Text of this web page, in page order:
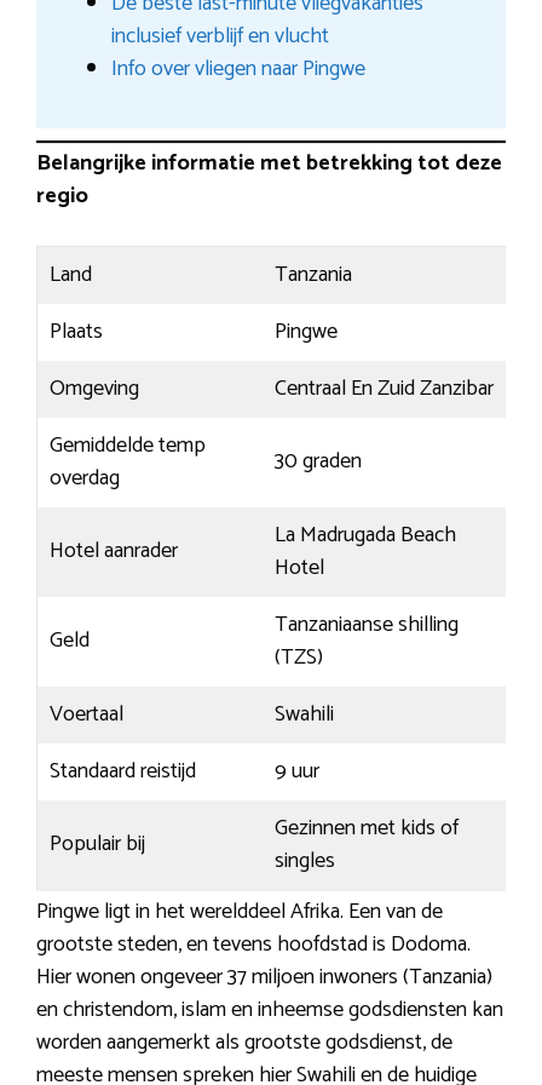
inclusief verblijf en vlucht
Info over vliegen naar Pingwe
Belangrijke informatie met betrekking tot deze
regio
Land
Tanzania
Plaats
Pingwe
Omgeving
Centraal En Zuid Zanzibar
Gemiddelde temp
overdag
30 graden
Hotel aanrader
La Madrugada Beach
Hotel
Geld
Tanzaniaanse shilling
(TZS)
Voertaal
Swahili
Standaard reistijd
9 uur
Populair bij
Gezinnen met kids of
singles
Pingwe ligt in het werelddeel Afrika. Een van de
grootste steden, en tevens hoofdstad is Dodoma.
Hier wonen ongeveer 37 miljoen inwoners (Tanzania)
en christendom, islam en inheemse godsdiensten kan
worden aangemerkt als grootste godsdienst, de
meeste mensen spreken hier Swahili en de huidige